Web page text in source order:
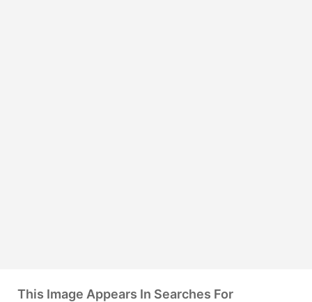
This Image Appears In Searches For